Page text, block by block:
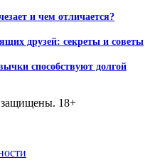
и чем отличается?
друзей: секреты и советы
способствуют долгой
защищены. 18+